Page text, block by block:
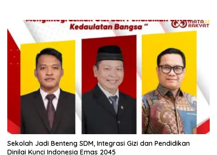
Sekolah Jadi Benteng SDM, Integrasi Gizi dan Pendidikan
Dinilai Kunci Indonesia Emas 2045